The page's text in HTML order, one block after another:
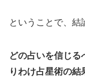
ということで、結
どの占いを信じる
りわけ占星術の結